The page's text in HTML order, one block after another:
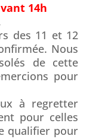
14h
des 11 et 12
Nous
de cette
pour
à regretter
pour celles
qualifier pour